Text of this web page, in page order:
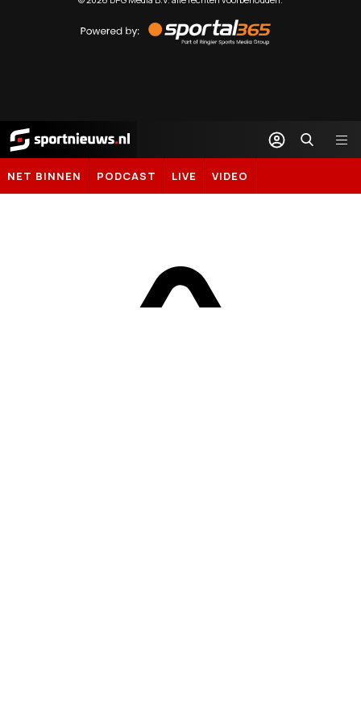
by
Sportal365
Sportnieuws.nl
NET BINNEN PODCAST LIVE VIDEO